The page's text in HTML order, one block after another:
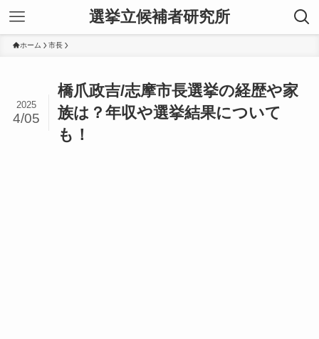
選挙立候補者研究所
ホーム 市長
橋爪政吉/志摩市長選挙の経歴や家
族は？年収や選挙結果について
も！
2025
4/05